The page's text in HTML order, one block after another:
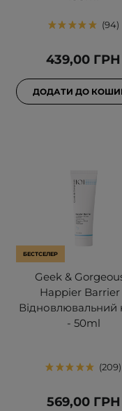
94
439,00 ГРН
ДОДАТИ ДО
БЕСТСЕЛЕР
Geek &
Happier Barrier
Відновлювальний
- 50ml
209
569,00 ГРН